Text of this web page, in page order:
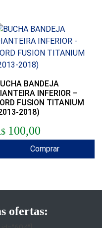
BANDEJA
INFERIOR –
FUSION TITANIUM
2018)
100,00
Comprar
ofertas: